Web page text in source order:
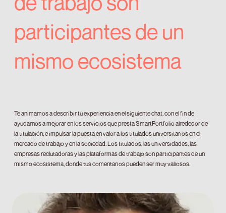
participantes de un
mismo ecosistema
Te animamos a describir tu experiencia en el siguiente chat, con el fin de
ayudarnos a mejorar en los servicios que presta SmartPortfolio alrededor de
la titulación, e impulsar la puesta en valor a los titulados universitarios en el
mercado de trabajo y en la sociedad. Los titulados, las universidades, las
empresas reclutadoras y las plataformas de trabajo son participantes de un
mismo ecosistema, donde tus comentarios pueden ser muy valiosos.